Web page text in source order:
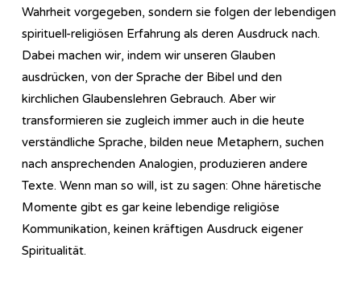
Wahrheit vorgegeben, sondern sie folgen der lebendigen
spirituell-religiösen Erfahrung als deren Ausdruck nach.
Dabei machen wir, indem wir unseren Glauben
ausdrücken, von der Sprache der Bibel und den
kirchlichen Glaubenslehren Gebrauch. Aber wir
transformieren sie zugleich immer auch in die heute
verständliche Sprache, bilden neue Metaphern, suchen
nach ansprechenden Analogien, produzieren andere
Texte. Wenn man so will, ist zu sagen: Ohne häretische
Momente gibt es gar keine lebendige religiöse
Kommunikation, keinen kräftigen Ausdruck eigener
Spiritualität.